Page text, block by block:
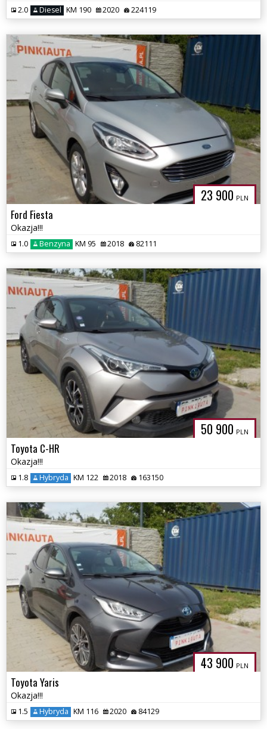
2.0 Diesel KM 190 2020 224119
23 900 PLN
Ford Fiesta
Okazja!!!
1.0 Benzyna KM 95 2018 82111
50 900 PLN
Toyota C-HR
Okazja!!!
1.8 Hybryda KM 122 2018 163150
43 900 PLN
Toyota Yaris
Okazja!!!
1.5 Hybryda KM 116 2020 84129